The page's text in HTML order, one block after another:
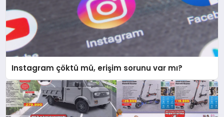
Instagram çöktü mü, erişim sorunu var mı?